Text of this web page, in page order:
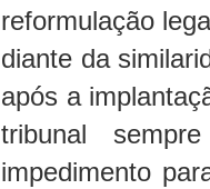
reformulação
diante da
após a
tribunal
impedimento